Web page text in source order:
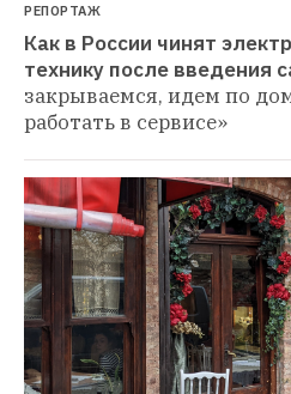
РЕПОРТАЖ
Как в России чинят
технику после введения
закрываемся, идем по
работать в сервисе»